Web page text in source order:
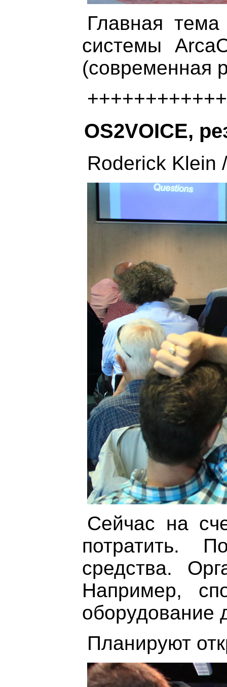
Главная
системы
(современная
OS2VOICE,
Roderick Klein
Сейчас на
потратить.
средства.
Например,
оборудование
Планируют